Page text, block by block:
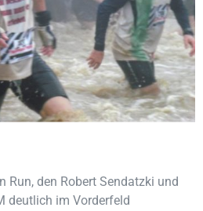
Run, den Robert Sendatzki und
deutlich im Vorderfeld